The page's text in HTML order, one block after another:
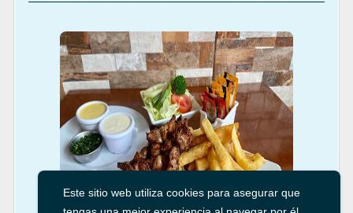
Este sitio web utiliza cookies para asegurar que